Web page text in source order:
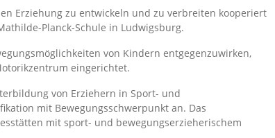
Erziehung zu entwickeln und zu verbreiten kooperiert
Planck-Schule in Ludwigsburg.
von Kindern entgegenzuwirken,
eingerichtet.
von Erziehern in Sport- und
mit Bewegungsschwerpunkt an. Das
mit sport- und bewegungserzieherischem